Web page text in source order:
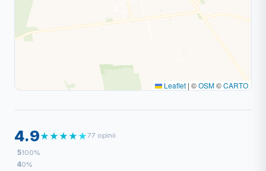
Leaflet | ©OSM©CARTO
4.9★★★★★77 opinii
5100%
40%